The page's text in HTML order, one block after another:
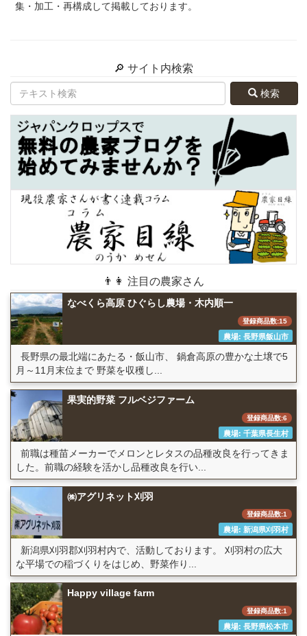
集・加工・再構成して掲載しております。
🔎 サイト内検索
検索
👨👩 注目の農家さん
なべくら高原 ひぐらし農場・木内順一
登録商品数:15
農場: 長野県飯山市
長野県の最北端にあたる・飯山市、 鍋倉高原の豊かな土壌で5
月～11月末位まで 野菜を収穫し...
果実的野菜 フルベジファーム
登録商品数:6
農場: 千葉県長生村
前職は種苗メーカーでメロンとレタスの品種改良を行ってきま
した。前職の経験を活かし品種改良を行い...
㈱アグリネット刈羽
登録商品数:1
農場: 新潟県刈羽村
新潟県刈羽郡刈羽村内で、活動しております。 刈羽村の広大
な平場での稲づくりをはじめ、野菜作り...
Happy village farm
登録商品数:1
農場: 長野県松本市